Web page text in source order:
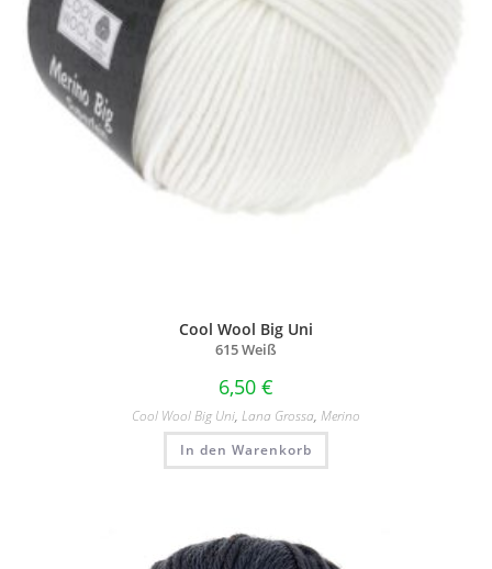
Cool Wool Big Uni
615 Weiß
6,50 €
Cool Wool Big Uni, Lana Grossa, Merino
In den Warenkorb